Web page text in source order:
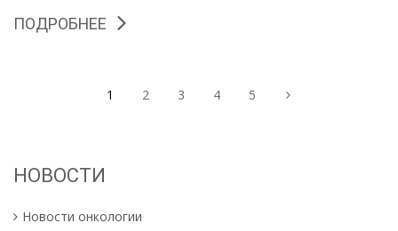
ПОДРОБНЕЕ
1 2 3 4 5
НОВОСТИ
Новости онкологии